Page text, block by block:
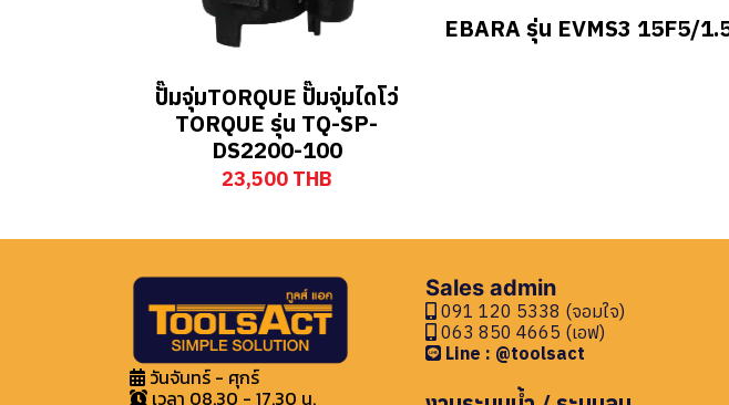
ปั๊มจุ่มTORQUE ปั๊มจุ่มไดโว่
TORQUE รุ่น TQ-SP-
DS2200-100
23,500 THB
EBARA รุ่น EVMS3 15F5/
วันจันทร์ - ศุกร์
เวลา 08.30 - 17.30 น.
Sales admin
091 120 5338 (จอมใจ)
063 850 4665 (เอฟ)
Line : @toolsact